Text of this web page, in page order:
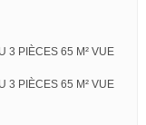
3 PIÈCES 65 M² VUE
3 PIÈCES 65 M² VUE